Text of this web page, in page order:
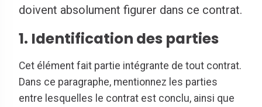
doivent absolument figurer dans ce contrat.
1. Identification des parties
Cet élément fait partie intégrante de tout contrat.
Dans ce paragraphe, mentionnez les parties
entre lesquelles le contrat est conclu, ainsi que